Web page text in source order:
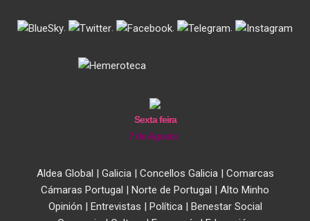
. . . .
Sexta feira
7 de Agosto
Aldea Global | Galicia| Concellos Galicia| Comarcas
Cámaras Portugal | Norte de Portugal | Alto Minho
Opinión | Entrevistas | Política| Benestar Social